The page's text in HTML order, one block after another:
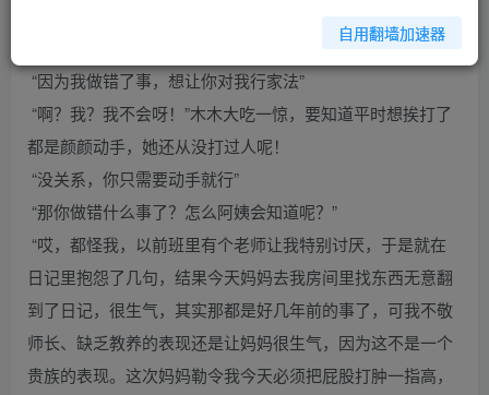
“因为我做错了事，想让你对我行家法”
“啊？我？我不会呀！”木木大吃一惊，要知道平时想挨打了
都是颜颜动手，她还从没打过人呢！
“没关系，你只需要动手就行”
“那你做错什么事了？怎么阿姨会知道呢？”
“哎，都怪我，以前班里有个老师让我特别讨厌，于是就在
日记里抱怨了几句，结果今天妈妈去我房间里找东西无意翻
到了日记，很生气，其实那都是好几年前的事了，可我不敬
师长、缺乏教养的表现还是让妈妈很生气，因为这不是一个
贵族的表现。这次妈妈勒令我今天必须把屁股打肿一指高，
自用翻墙加速器